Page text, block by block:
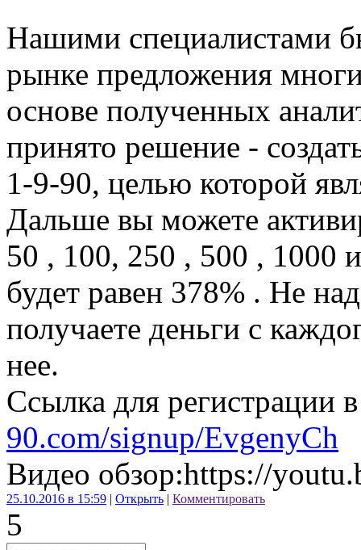
Нашими специалистами
рынке предложения
основе полученных
принято решение -
1-9-90, целью которой
Дальше вы можете
50 , 100, 250 , 500 , 1000
будет равен 378% . Не
получаете деньги с
нее.
Ссылка для регистрации
90.com/signup/EvgenyCh
Видео обзор:https://
25.10.2016 в 15:59 | Открыть | Комментировать
5